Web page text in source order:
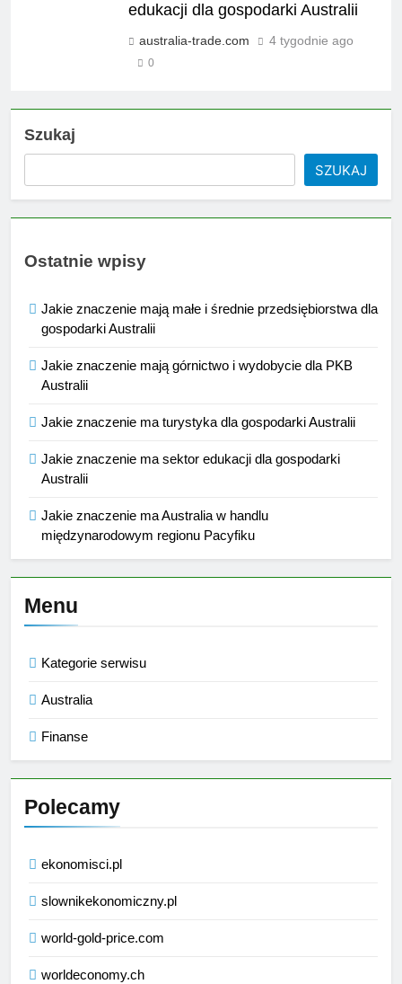
edukacji dla gospodarki Australii
australia-trade.com 4 tygodnie ago
0
Szukaj
SZUKAJ
Ostatnie wpisy
Jakie znaczenie mają małe i średnie przedsiębiorstwa dla
gospodarki Australii
Jakie znaczenie mają górnictwo i wydobycie dla PKB
Australii
Jakie znaczenie ma turystyka dla gospodarki Australii
Jakie znaczenie ma sektor edukacji dla gospodarki
Australii
Jakie znaczenie ma Australia w handlu
międzynarodowym regionu Pacyfiku
Menu
Kategorie serwisu
Australia
Finanse
Polecamy
ekonomisci.pl
slownikekonomiczny.pl
world-gold-price.com
worldeconomy.ch